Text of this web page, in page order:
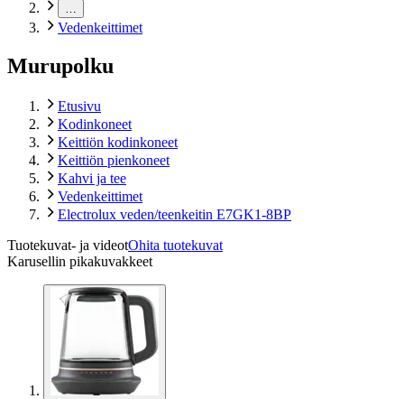
Vedenkeittimet
Murupolku
Etusivu
Kodinkoneet
Keittiön kodinkoneet
Keittiön pienkoneet
Kahvi ja tee
Vedenkeittimet
Electrolux veden/teenkeitin E7GK1-8BP
Tuotekuvat- ja videotOhita tuotekuvat
Karusellin pikakuvakkeet